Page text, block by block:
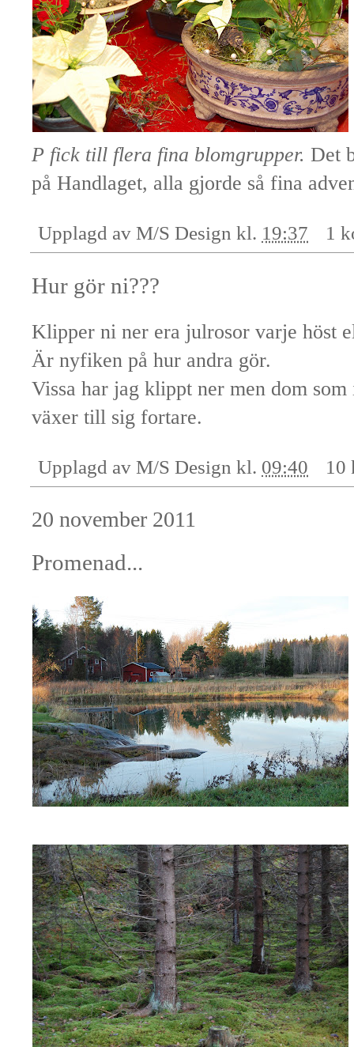
P fick till flera fina blomgrupper. Det
på Handlaget, alla gjorde så fina
Upplagd av M/S Design kl. 19:37 1
Hur gör ni???
Klipper ni ner era julrosor varje höst
Är nyfiken på hur andra gör.
Vissa har jag klippt ner men dom
växer till sig fortare.
Upplagd av M/S Design kl. 09:40 10
20 november 2011
Promenad...